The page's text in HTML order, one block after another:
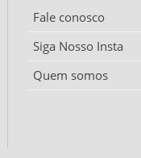
Fale conosco
Siga Nosso Insta
Quem somos